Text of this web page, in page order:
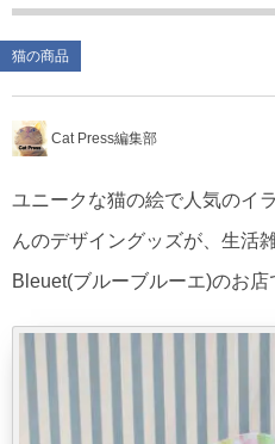
猫の商品
Cat Press編集部
ユニークな猫の絵で人気のイ
んのデザイングッズが、生活
Bleuet(​ブルーブルーエ)のお店
猫のフリー写真素材